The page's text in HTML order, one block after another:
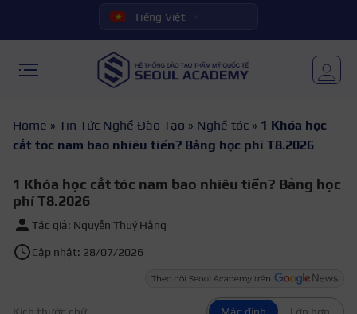
Tiếng Việt
Home » Tin Tức Nghề Đào Tạo » Nghề tóc » 1 Khóa học
cắt tóc nam bao nhiêu tiền? Bảng học phí T8.2026
1 Khóa học cắt tóc nam bao nhiêu tiền? Bảng học
phí T8.2026
Tác giả: Nguyễn Thuý Hằng
Cập nhật: 28/07/2026